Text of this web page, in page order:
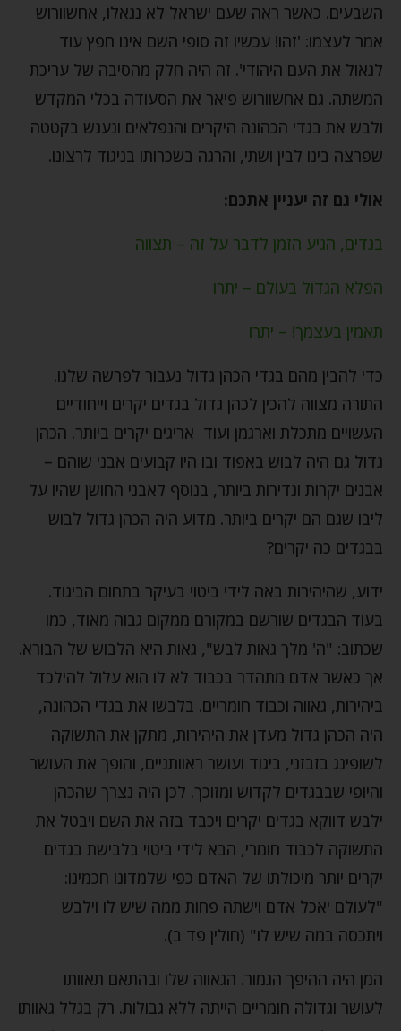
השבעים. כאשר ראה שעם ישראל לא נגאלו, אחשוורוש
אמר לעצמו: 'זהו! עכשיו זה סופי השם אינו חפץ עוד
לגאול את העם היהודי'. זה היה חלק מהסיבה של עריכת
המשתה. גם אחשוורוש פיאר את הסעודה בכלי המקדש
ולבש את בגדי הכהונה היקרים והנפלאים ונענש בקטטה
שפרצה בינו לבין ושתי, והרגה בשכרותו בניגוד לרצונו.
אולי גם זה יעניין אתכם:
בגדים, הגיע הזמן לדבר על זה – תצווה
הפלא הגדול בעולם – יתרו
תאמין בעצמך! – יתרו
כדי להבין מהם בגדי הכהן גדול נעבור לפרשה שלנו.
התורה מצווה להכין לכהן גדול בגדים יקרים וייחודיים
העשויים מתכלת וארגמן ועוד אריגים יקרים ביותר. הכהן
גדול גם היה לבוש באפוד ובו היו קבועים אבני שוהם –
אבנים יקרות ונדירות ביותר, בנוסף לאבני החושן שהיו על
ליבו שגם הם יקרים ביותר. מדוע היה הכהן גדול לבוש
בבגדים כה יקרים?
ידוע, שהיהירות באה לידי ביטוי בעיקר בתחום הביגוד.
בעוד הבגדים שורשם במקורם ממקום גבוה מאוד, כמו
שכתוב: "ה' מלך גאות לבש", גאות היא הלבוש של הבורא.
אך כאשר אדם מתהדר בכבוד לא לו הוא עלול להילכד
ביהירות, גאווה וכבוד חומריים. בלבשו את בגדי הכהונה,
היה הכהן גדול מעדן את היהירות, מתקן את התשוקה
לשופינג בזבזני, ביגוד ועושר ראוותניים, והופך את העושר
והיופי שבבגדים לקדוש ומזוכך. לכן היה נצרך שהכהן
ילבש דווקא בגדים יקרים ויכבד בזה את השם ויבטל את
התשוקה לכבוד חומרי, הבא לידי ביטוי בלבישת בגדים
יקרים יותר מיכולתו של האדם כפי שלמדונו חכמינו:
"לעולם יאכל אדם וישתה פחות ממה שיש לו וילבש
ויתכסה במה שיש לו" (חולין פד ב).
המן היה ההיפך הגמור. הגאווה שלו ובהתאם תאוותו
לעושר וגדולה חומריים הייתה ללא גבולות. רק בגלל גאוותו